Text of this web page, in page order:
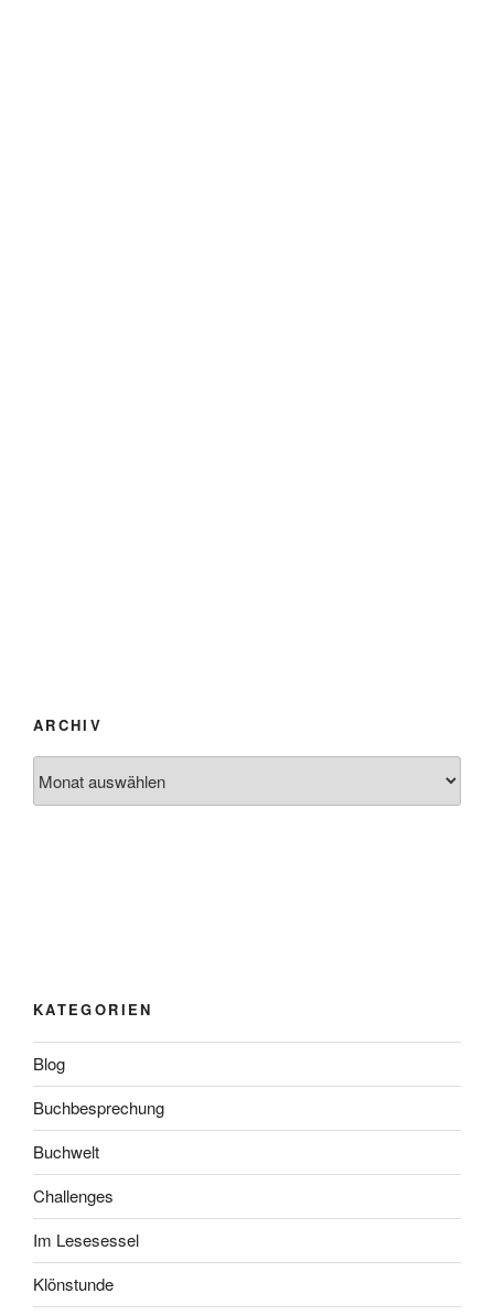
ARCHIV
KATEGORIEN
Blog
Buchbesprechung
Buchwelt
Challenges
Im Lesesessel
Klönstunde